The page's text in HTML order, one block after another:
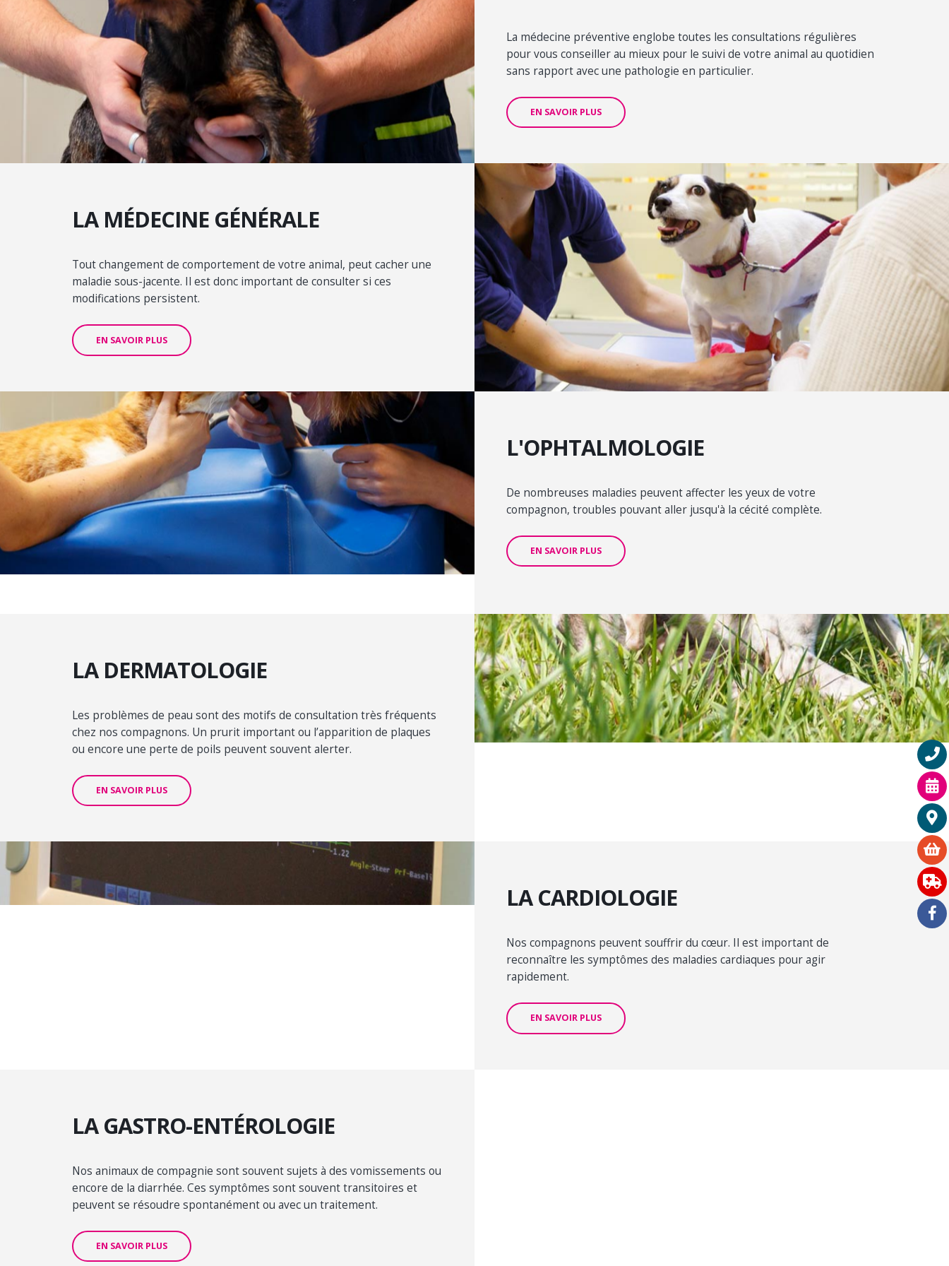
La médecine préventive englobe toutes les consultations régulières
pour vous conseiller au mieux pour le suivi de votre animal au quotidien
sans rapport avec une pathologie en particulier.
EN SAVOIR PLUS
LA MÉDECINE GÉNÉRALE
Tout changement de comportement de votre animal, peut cacher une
maladie sous-jacente. Il est donc important de consulter si ces
modifications persistent.
EN SAVOIR PLUS
L'OPHTALMOLOGIE
De nombreuses maladies peuvent affecter les yeux de votre
compagnon, troubles pouvant aller jusqu'à la cécité complète.
EN SAVOIR PLUS
LA DERMATOLOGIE
Les problèmes de peau sont des motifs de consultation très fréquents
chez nos compagnons. Un prurit important ou l’apparition de plaques
ou encore une perte de poils peuvent souvent alerter.
EN SAVOIR PLUS
LA CARDIOLOGIE
Nos compagnons peuvent souffrir du cœur. Il est important de
reconnaître les symptômes des maladies cardiaques pour agir
rapidement.
EN SAVOIR PLUS
LA GASTRO-ENTÉROLOGIE
Nos animaux de compagnie sont souvent sujets à des vomissements ou
encore de la diarrhée. Ces symptômes sont souvent transitoires et
peuvent se résoudre spontanément ou avec un traitement.
EN SAVOIR PLUS